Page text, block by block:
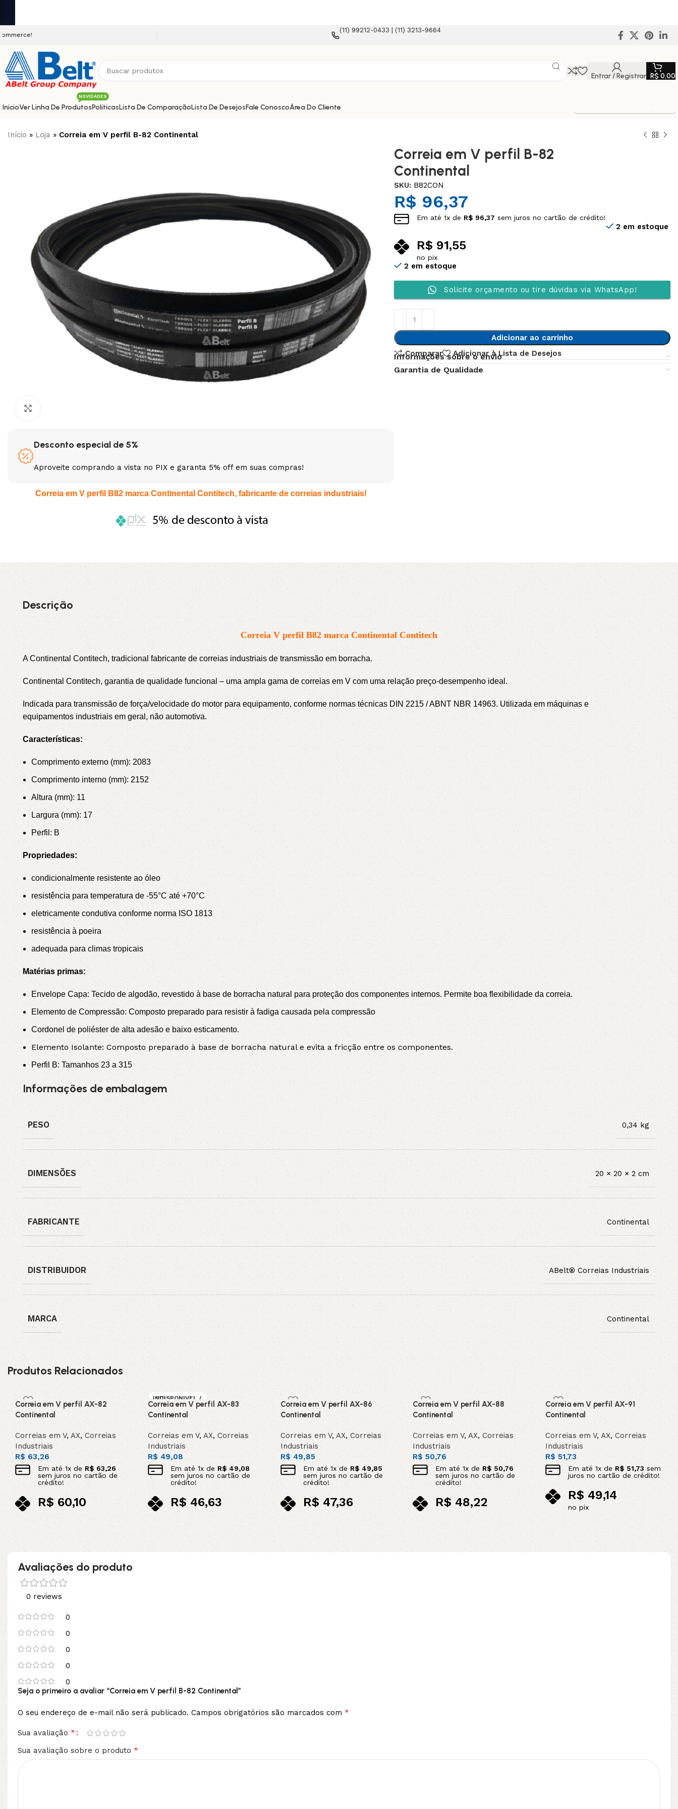
(11) 99212-0433 | (11) 3213-9664
Entrar / Registrar R$ 0,00
InicioVer Linha De Produtos
NOVIDADES
3L 3VX 5V
A AX B BX
D
XPA XPB XPZ ZX
PolíticasLista De ComparaçãoLista De DesejosFale ConoscoÁrea Do Cliente
Início » Loja » Correia em V perfil B-82 Continental
Desconto especial de 5%
Aproveite comprando a vista no PIX e garanta 5% off em suas compras!
Correia em V perfil B82 marca Continental Contitech, fabricante de correias industriais!
Correia em V perfil B-82
Continental
SKU: B82CON
R$ 96,37
Em até1x de R$ 96,37 sem juros no cartão de crédito!
R$ 91,55
no pix
2 em estoque
2 em estoque
Solicite orçamento ou tire dúvidas via WhatsApp!
Adicionar ao carrinho
Comparar
Adicionar à Lista de Desejos
Informações sobre o envio
Garantia de Qualidade
Descrição
Correia V perfil B82 marca Continental Contitech
A Continental Contitech, tradicional fabricante de correias industriais de transmissão em borracha.
Continental Contitech, garantia de qualidade funcional – uma ampla gama de correias em V com uma relação preço-desempenho ideal.
Indicada para transmissão de força/velocidade do motor para equipamento, conforme normas técnicas DIN 2215 / ABNT NBR 14963. Utilizada em máquinas e
equipamentos industriais em geral, não automotiva.
Características:
Comprimento externo (mm): 2083
Comprimento interno (mm): 2152
Altura (mm): 11
Largura (mm): 17
Perfil: B
Propriedades:
condicionalmente resistente ao óleo
resistência para temperatura de -55°C até +70°C
eletricamente condutiva conforme norma ISO 1813
resistência à poeira
adequada para climas tropicais
Matérias primas:
Envelope Capa: Tecido de algodão, revestido à base de borracha natural para proteção dos componentes internos. Permite boa flexibilidade da correia.
Elemento de Compressão: Composto preparado para resistir à fadiga causada pela compressão
Cordonel de poliéster de alta adesão e baixo esticamento.
Elemento Isolante: Composto preparado à base de borracha natural e evita a fricção entre os componentes.
Perfil B: Tamanhos 23 a 315
Informações de embalagem
PESO 0,34 kg
DIMENSÕES 20 × 20 × 2 cm
FABRICANTE Continental
DISTRIBUIDOR ABelt® Correias Industriais
MARCA Continental
Produtos Relacionados
Correia em V perfil AX-82
Continental
Correias em V,AX, Correias
Industriais
R$63,26
Em até1x deR$63,26
sem juros no cartão de
crédito!
R$60,10
no pix
Adicionar ao carrinho
INDISPONIVEL /
SOB ENCOMEN
DA
Correia em V perfil AX-83
Continental
Correias em V, AX, Correias
Industriais
R$49,08
Em até1x de R$49,08
sem juros no cartão de
crédito!
R$46,63
no pix
Leia mais
Correia em V perfil AX-86
Continental
Correias em V, AX, Correias
Industriais
R$49,85
Em até1x de R$49,85
sem juros no cartão de
crédito!
R$47,36
no pix
Adicionar ao carrinho
Correia em V perfil AX-88
Continental
Correias em V,AX,Correias
Industriais
R$ 50,76
Em até1x de R$ 50,76
sem juros no cartão de
crédito!
R$ 48,22
no pix
Adicionar ao carrinho
Correia em V perfil AX-91
Continental
Correias em V,AX,Correias
Industriais
R$ 51,73
Em até1x deR$51,73sem
juros no cartão de crédito!
R$49,14
no pix
Adicionar ao carrinho
Avaliações do produto
0 reviews
0
0
0
0
0
Seja o primeiro a avaliar “Correia em V perfil B-82 Continental”
O seu endereço de e-mail não será publicado. Campos obrigatórios são marcados com *
Sua avaliação *
Sua avaliação sobre o produto *